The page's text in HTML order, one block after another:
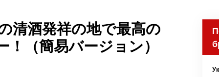
清酒発祥の地で最高の
（簡易バージョン）